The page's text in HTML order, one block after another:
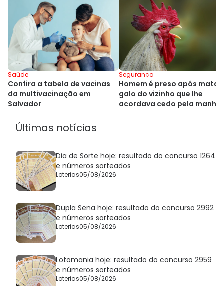
Saúde
Confira a tabela de vacinas
da multivacinação em
Salvador
Segurança
Homem é preso após matar
galo do vizinho que lhe
acordava cedo pela manhã
Últimas notícias
Dia de Sorte hoje: resultado do concurso 1264
e números sorteados
Loterias05/08/2026
Dupla Sena hoje: resultado do concurso 2992
e números sorteados
Loterias05/08/2026
Lotomania hoje: resultado do concurso 2959
e números sorteados
Loterias05/08/2026